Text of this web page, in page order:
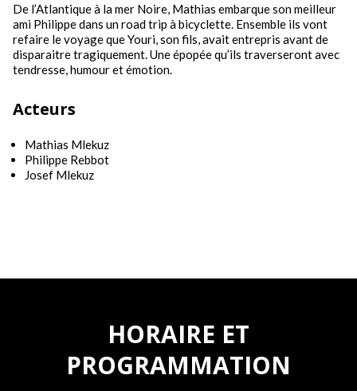
De l’Atlantique à la mer Noire, Mathias embarque son meilleur
ami Philippe dans un road trip à bicyclette. Ensemble ils vont
refaire le voyage que Youri, son fils, avait entrepris avant de
disparaitre tragiquement. Une épopée qu’ils traverseront avec
tendresse, humour et émotion.
Acteurs
Mathias Mlekuz
Philippe Rebbot
Josef Mlekuz
HORAIRE ET
PROGRAMMATION